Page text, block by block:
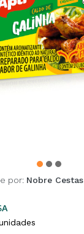
por: Nobre Cestas